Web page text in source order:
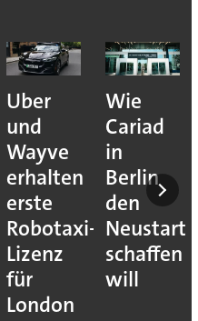
Uber
und
Wayve
erhalten
erste
Robotaxi-
Lizenz
für
London
Wie
Cariad
in
Berlin
den
Neustart
schaffen
will